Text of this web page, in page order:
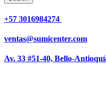
+57 3016984274 ​
ventas@sumicenter.com
Av. 33 #51-40, Bello-